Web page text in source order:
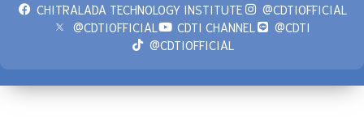
CHITRALADA TECHNOLOGY INSTITUTE
@CDTIOFFICIAL
@CDTIOFFICIAL
CDTI CHANNEL
@CDTI
@CDTIOFFICIAL